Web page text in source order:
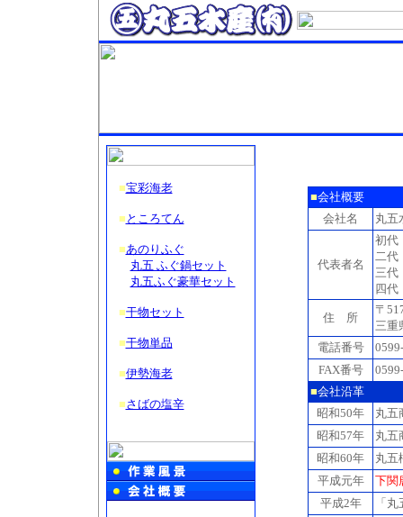
■宝彩海老
■ ところてん
■あのりふぐ
丸五 ふぐ鍋セット
丸五ふぐ豪華セット
■干物セット
■干物単品
■伊勢海老
■さばの塩辛
■会社概要
会社名
丸五
代表者名
初
二
三
四
住 所
〒
三重
電話番号
FAX番号
■会社沿革
昭和50年
丸五
昭和57年
丸五
昭和60年
丸五
平成元年
下関
平成2年
「